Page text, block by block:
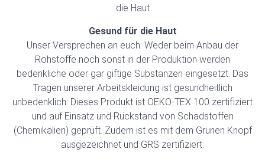
Gesund für die Haut
Unser Versprechen an euch: Weder beim Anbau der
Rohstoffe noch sonst in der Produktion werden
bedenkliche oder gar giftige Substanzen eingesetzt. Das
Tragen unserer Arbeitskleidung ist gesundheitlich
unbedenklich. Dieses Produkt ist OEKO-TEX 100 zertifiziert
und auf Einsatz und Rückstand von Schadstoffen
(Chemikalien) geprüft. Zudem ist es mit dem Grünen Knopf
ausgezeichnet und GRS zertifiziert.